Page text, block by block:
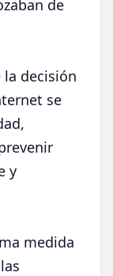
de
la decisión
se
y
medida